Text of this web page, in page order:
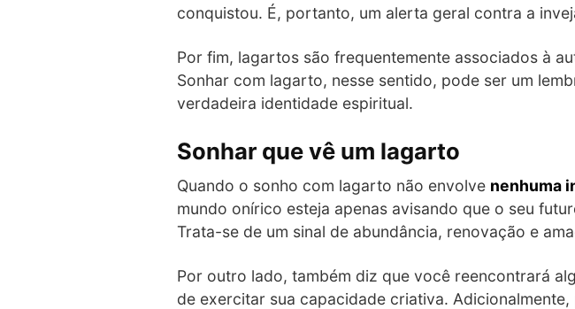
conquistou. É, portanto, um alerta geral contra a
Por fim, lagartos são frequentemente associados à
Sonhar com lagarto, nesse sentido, pode ser um
verdadeira identidade espiritual.
Sonhar que vê um lagarto
Quando o sonho com lagarto não envolve nenhuma
mundo onírico esteja apenas avisando que o seu
Trata-se de um sinal de abundância, renovação e
Por outro lado, também diz que você reencontrará
de exercitar sua capacidade criativa.